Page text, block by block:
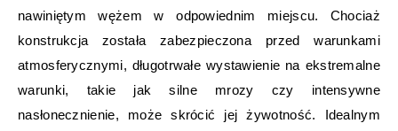
nawiniętym wężem w odpowiednim miejscu. Chociaż
konstrukcja została zabezpieczona przed warunkami
atmosferycznymi, długotrwałe wystawienie na ekstremalne
warunki, takie jak silne mrozy czy intensywne
nasłonecznienie, może skrócić jej żywotność. Idealnym